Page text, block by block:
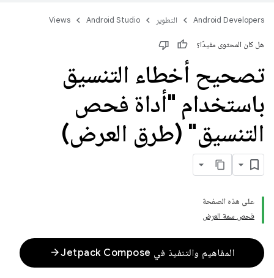
Android Developers التطوير Android Studio
Views
هل كان المحتوى مفيدًا؟
تصحيح أخطاء التنسيق
باستخدام "أداة فحص
التنسيق" (طرق العرض)
على هذه الصفحة
فحص سمة العرض
المفاهيم والتنفيذ في Jetpack Compose arrow_forward